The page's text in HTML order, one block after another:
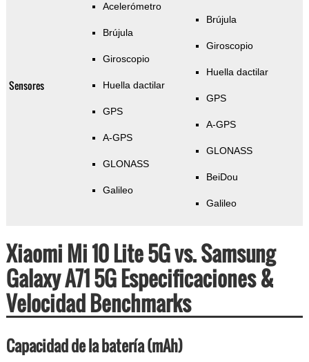
Sensores
Acelerómetro
Brújula
Giroscopio
Huella dactilar
GPS
A-GPS
GLONASS
Galileo
Brújula
Giroscopio
Huella dactilar
GPS
A-GPS
GLONASS
BeiDou
Galileo
Xiaomi Mi 10 Lite 5G vs. Samsung
Galaxy A71 5G Especificaciones &
Velocidad Benchmarks
Capacidad de la batería (mAh)